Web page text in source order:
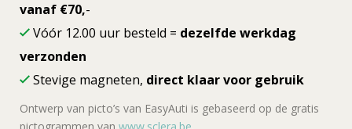
vanaf €70,-
Vóór 12.00 uur besteld = dezelfde werkdag
verzonden
Stevige magneten, direct klaar voor gebruik
Ontwerp van picto’s van EasyAuti is gebaseerd op de gratis